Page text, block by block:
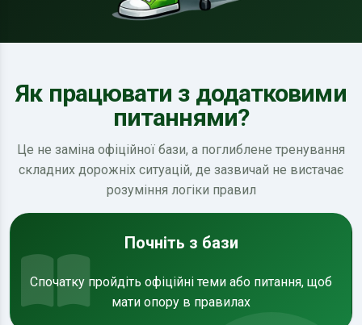
Як працювати з додатковими
питаннями?
Це не заміна офіційної бази, а поглиблене тренування
складних дорожніх ситуацій, де зазвичай не вистачає
розуміння логіки правил
Почніть з бази
Спочатку пройдіть офіційні теми або питання, щоб
мати опору в правилах